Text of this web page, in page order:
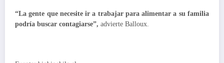
“La gente que necesite ir a trabajar para alimentar a su familia
podría buscar contagiarse”, advierte Balloux.